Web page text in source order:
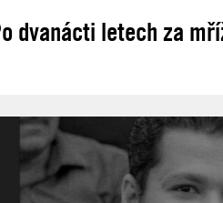
dvanácti letech za